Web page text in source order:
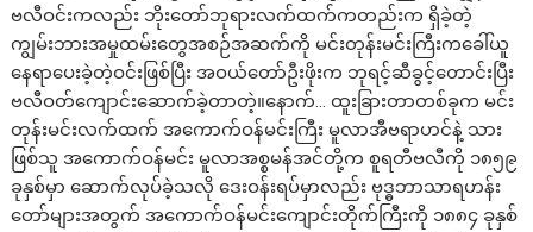
ဗလီဝင်းကလည်း ဘိုးတော်ဘုရားလက်ထက်ကတည်းက ရှိခဲ့တဲ့
ကျွမ်းဘားအမှုထမ်းတွေအစဉ်အဆက်ကို မင်းတုန်းမင်းကြီးကခေါ်ယူ
နေရာပေးခဲ့တဲ့ဝင်းဖြစ်ပြီး အဝယ်တော်ဦးဖိုးက ဘုရင့်ဆီခွင့်တောင်းပြီး
ဗလီဝတ်ကျောင်းဆောက်ခဲ့တာတဲ့။နောက်… ထူးခြားတာတစ်ခုက မင်း
တုန်းမင်းလက်ထက် အကောက်ဝန်မင်းကြီး မူလာအီဗရာဟင်နဲ့ သား
ဖြစ်သူ အကောက်ဝန်မင်း မူလာအစ္စမန်အင်တို့က စူရတီဗလီကို ၁၈၅၉
ခုနှစ်မှာ ဆောက်လုပ်ခဲ့သလို ဒေးဝန်းရပ်မှာလည်း ဗုဒ္ဓဘာသာရဟန်း
တော်များအတွက် အကောက်ဝန်မင်းကျောင်းတိုက်ကြီးကို ၁၈၈၄ ခုနှစ်